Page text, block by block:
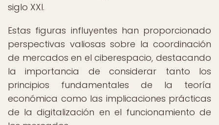
siglo XXI.
Estas figuras influyentes han proporcionado
perspectivas valiosas sobre la coordinación
de mercados en el ciberespacio, destacando
la importancia de considerar tanto los
principios fundamentales de la teoría
económica como las implicaciones prácticas
de la digitalización en el funcionamiento de